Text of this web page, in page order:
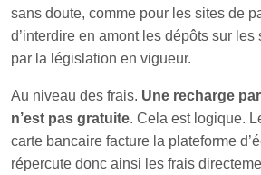
sans doute, comme pour les sites de
d’interdire en amont les dépôts sur
par la législation en vigueur.
Au niveau des frais. Une recharge
n’est pas gratuite. Cela est logique.
carte bancaire facture la plateforme
répercute donc ainsi les frais